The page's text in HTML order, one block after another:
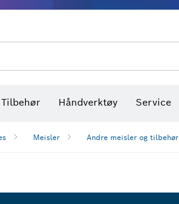
Tilbehør Håndverktøy Service
Meisler Andre meisler og tilbehør